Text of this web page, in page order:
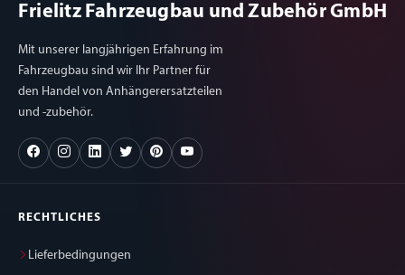
Frielitz Fahrzeugbau und Zubehör GmbH
Mit unserer langjährigen Erfahrung im
Fahrzeugbau sind wir Ihr Partner für
den Handel von Anhängerersatzteilen
und -zubehör.
RECHTLICHES
Lieferbedingungen